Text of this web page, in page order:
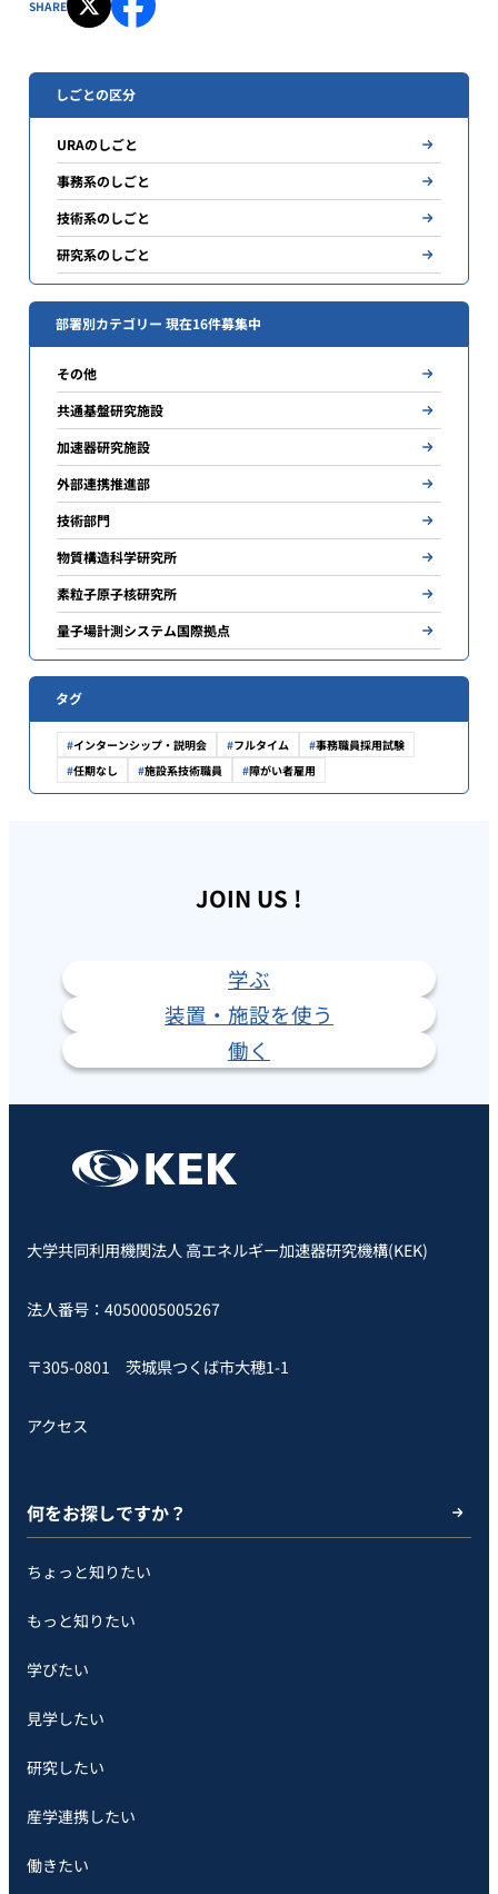
SHARE
しごとの区分
URAのしごと
事務系のしごと
技術系のしごと
研究系のしごと
部署別カテゴリー 現在16件募集中
その他
共通基盤研究施設
加速器研究施設
外部連携推進部
技術部門
物質構造科学研究所
素粒子原子核研究所
量子場計測システム国際拠点
タグ
インターンシップ・説明会 フルタイム
事務職員採用試験
任期なし
施設系技術職員 障がい者雇用
JOIN US !
学ぶ
装置・施設を使う
働く
大学共同利用機関法人 高エネルギー加速器研究機構(KEK)
法人番号：4050005005267
〒305-0801 茨城県つくば市大穂1-1
アクセス
何をお探しですか？
ちょっと知りたい
もっと知りたい
学びたい
見学したい
研究したい
産学連携したい
働きたい